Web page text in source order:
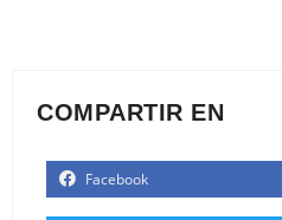
COMPARTIR EN
Facebook